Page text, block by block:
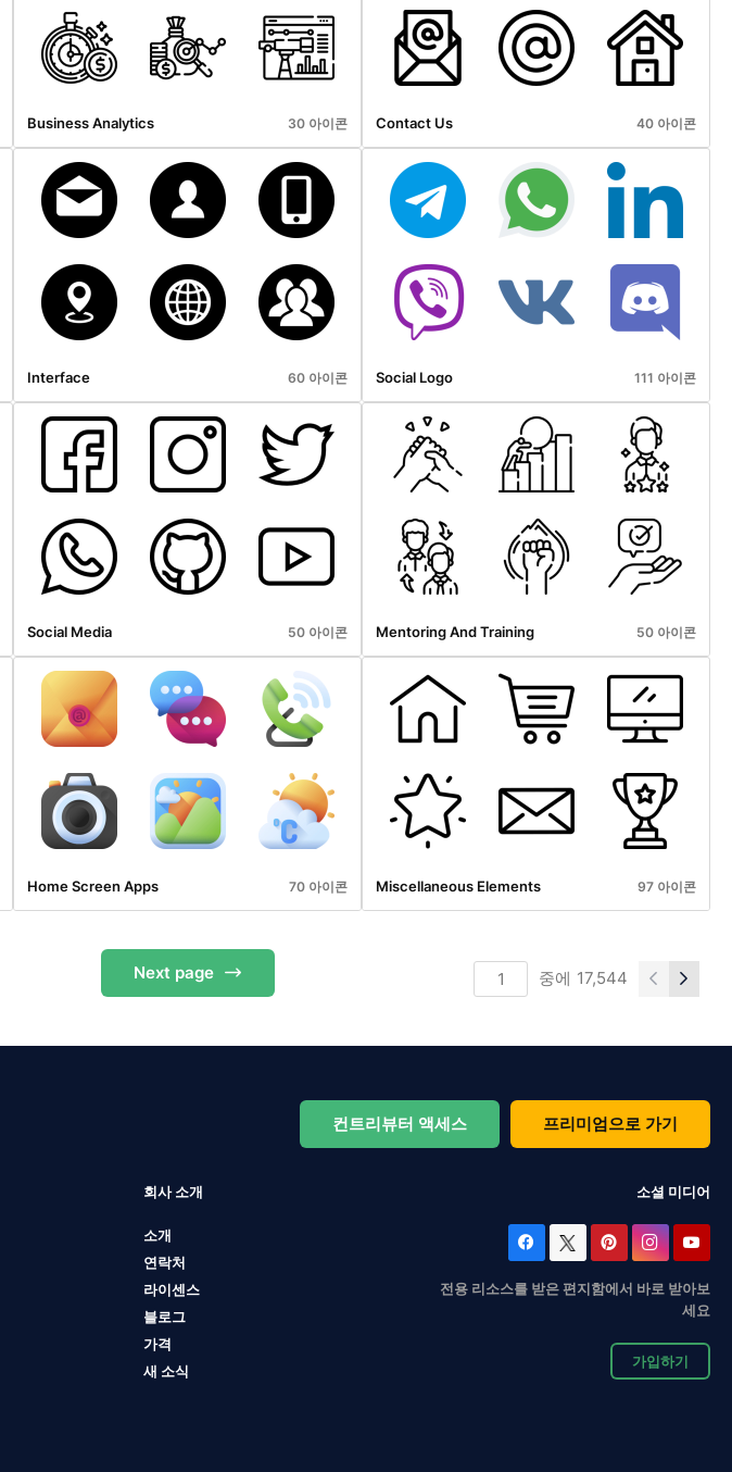
Business Analytics 30 아이콘 Contact Us 40 아이콘
Interface 60 아이콘 Social Logo 111 아이콘
Social Media 50 아이콘 Mentoring And Training 50 아이콘
Home Screen Apps 70 아이콘 Miscellaneous Elements 97 아이콘
Next page 중에 17,544
컨트리뷰터 액세스 프리미엄으로 가기
회사 소개
소개
연락처
라이센스
블로그
가격
새 소식
소셜 미디어
전용 리소스를 받은 편지함에서 바로 받아보
세요
가입하기